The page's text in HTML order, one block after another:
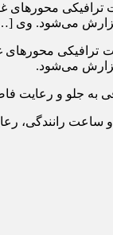
ترافیکی
گزارش می‌شود. وی
ترافیکی
گزارش می‌شود.
به جلو و
الزامات ایمنی سفر، خاطرنشان